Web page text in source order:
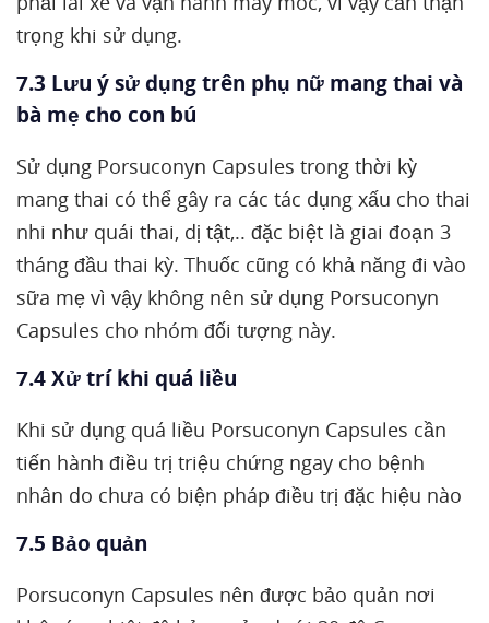
trọng khi sử dụng.
7.3 Lưu ý sử dụng trên phụ nữ mang thai và
bà mẹ cho con bú
Sử dụng Porsuconyn Capsules trong thời kỳ
mang thai có thể gây ra các tác dụng xấu cho thai
nhi như quái thai, dị tật,.. đặc biệt là giai đoạn 3
tháng đầu thai kỳ. Thuốc cũng có khả năng đi vào
sữa mẹ vì vậy không nên sử dụng Porsuconyn
Capsules cho nhóm đối tượng này.
7.4 Xử trí khi quá liều
Khi sử dụng quá liều Porsuconyn Capsules cần
tiến hành điều trị triệu chứng ngay cho bệnh
nhân do chưa có biện pháp điều trị đặc hiệu nào
7.5 Bảo quản
Porsuconyn Capsules nên được bảo quản nơi